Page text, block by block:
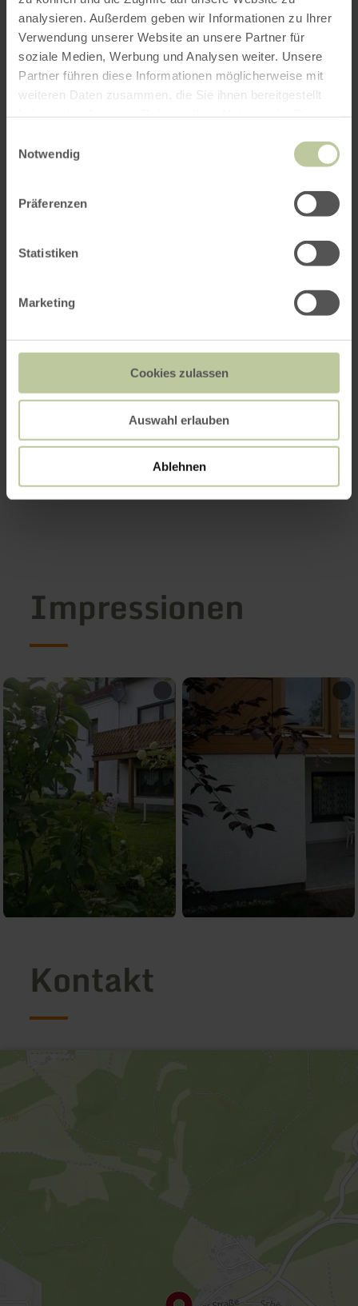
analysieren. Außerdem geben wir Informationen zu Ihrer
Verwendung unserer Website an unsere Partner für
soziale Medien, Werbung und Analysen weiter. Unsere
Partner führen diese Informationen möglicherweise mit
weiteren Daten zusammen, die Sie ihnen bereitgestellt
Notwendig
Präferenzen
Statistiken
Marketing
Cookies zulassen
Auswahl erlauben
Ablehnen
Impressionen
Kontakt